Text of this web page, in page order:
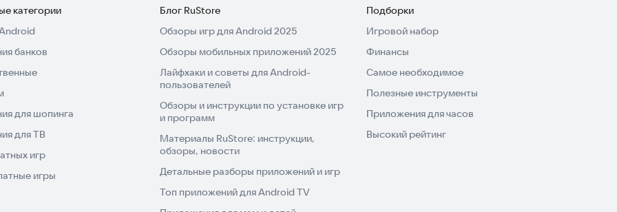
категории
банков
для шопинга
для ТВ
игр
игры
Блог RuStore
Обзоры игр для Android 2025
Обзоры мобильных приложений 2025
Лайфхаки и советы для Android-
пользователей
Обзоры и инструкции по установке игр
и программ
Материалы RuStore: инструкции,
обзоры, новости
Детальные разборы приложений и игр
Топ приложений для Android TV
Подборки
Игровой набор
Финансы
Самое необходимое
Полезные инструменты
Приложения для часов
Высокий рейтинг